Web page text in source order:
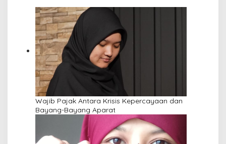
Wajib Pajak Antara Krisis Kepercayaan dan
Bayang-Bayang Aparat